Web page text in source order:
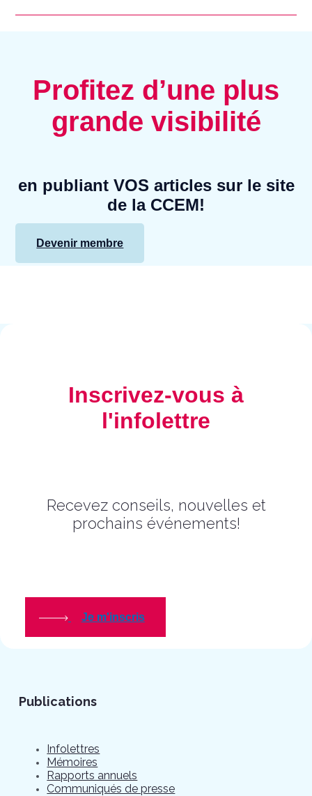
Profitez d’une plus
grande visibilité
en publiant VOS articles sur le site
de la CCEM!
Devenir membre
Inscrivez-vous à
l'infolettre
Recevez conseils, nouvelles et
prochains événements!
Je m'inscris
Publications
Infolettres
Mémoires
Rapports annuels
Communiqués de presse